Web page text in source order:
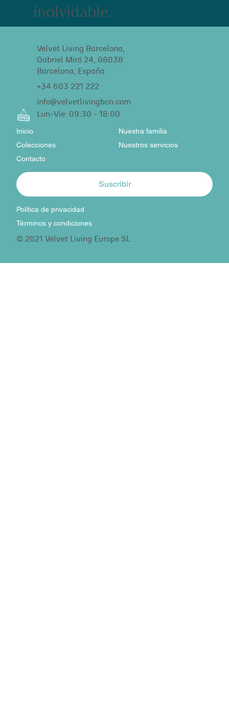
inolvidable.
info@velvetlivingbcn.com
+34 603 221 222
Velvet Living Barcelona,
Gabriel Miró 24, 08038
Barcelona, España
Lun-Vie: 09:30 - 18:00
Colecciones Nuestros servicios
Inicio
Contacto
Nuestra familia
© 2021 Velvet Living Europe SL
Términos y condiciones
Política de privacidad
Suscribir